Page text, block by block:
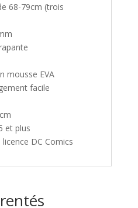
68-79cm (trois
mousse EVA
facile
et plus
DC Comics